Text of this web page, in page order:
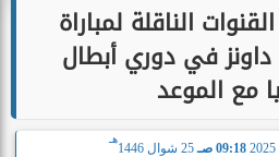
الناقلة لمباراة
في دوري أبطال
مع الموعد
09:18 صـ 25 شوال 1446
هـ